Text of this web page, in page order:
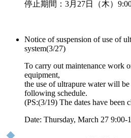
停止期間：3月27日（木）
Notice of suspension of use of
system(3/27)
To carry out maintenance work
equipment,
the use of ultrapure water will
following schedule.
(PS:(3/19) The dates have been
Date: Thursday, March 27 9:00-